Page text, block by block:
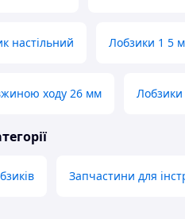
настільний Лобзики 1 5
ходу 26 мм Лобзики
Запчастини для